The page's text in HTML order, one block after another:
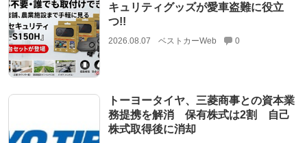
キュリティグッズが愛車盗難に役立
つ!!
2026.08.07 ベストカーWeb 0
トーヨータイヤ、三菱商事との資本業
務提携を解消 保有株式は2割 自己
株式取得後に消却